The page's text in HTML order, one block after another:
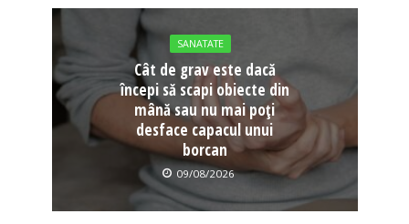
SANATATE
Cât de grav este dacă
începi să scapi obiecte din
mână sau nu mai poți
desface capacul unui
borcan
09/08/2026